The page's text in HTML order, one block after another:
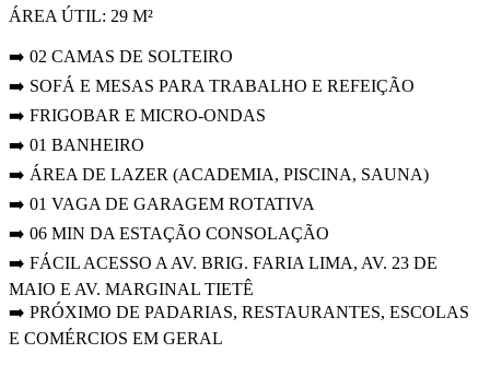
ÁREA ÚTIL: 29 M²
➡️ 02 CAMAS DE SOLTEIRO
➡️ SOFÁ E MESAS PARA TRABALHO E REFEIÇÃO
➡️ FRIGOBAR E MICRO-ONDAS
➡️ 01 BANHEIRO
➡️ ÁREA DE LAZER (ACADEMIA, PISCINA, SAUNA)
➡️ 01 VAGA DE GARAGEM ROTATIVA
➡️ 06 MIN DA ESTAÇÃO CONSOLAÇÃO
➡️ FÁCIL ACESSO A AV. BRIG. FARIA LIMA, AV. 23 DE
MAIO E AV. MARGINAL TIETÊ
➡️ PRÓXIMO DE PADARIAS, RESTAURANTES, ESCOLAS
E COMÉRCIOS EM GERAL